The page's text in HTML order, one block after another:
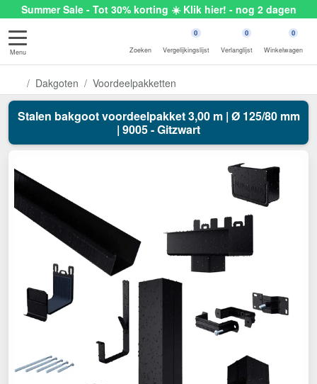
Summer Sale - Tot 30% korting ☀️ Klik hier! - nog 2 dagen
Menu Zoeken
0
Vergelijkingslijst
0
Verlanglijst
0
Winkelwagen
Dakgoten Voordeelpakketten
Stalen bakgoot voordeelpakket 3,00 m | Ø 125/80 mm
| 9005 - Gitzwart